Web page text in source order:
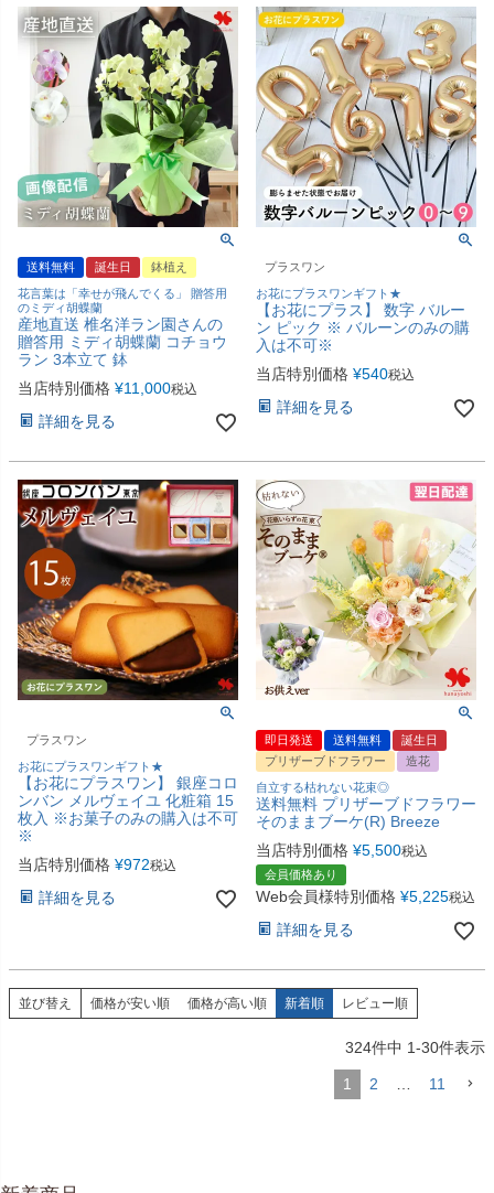
送料無料 誕生日
鉢植え
花言葉は「幸せが飛んでくる」 贈答用
のミディ胡蝶蘭
産地直送 椎名洋ラン園さんの
贈答用 ミディ胡蝶蘭 コチョウ
ラン 3本立て 鉢
当店特別価格 ¥11,000税込
詳細を見る
プラスワン
お花にプラスワンギフト★
【お花にプラス】 数字 バルー
ン ピック ※ バルーンのみの購
入は不可※
当店特別価格 ¥540税込
詳細を見る
プラスワン
お花にプラスワンギフト★
【お花にプラスワン】 銀座コロ
ンバン メルヴェイユ 化粧箱 15
枚入 ※お菓子のみの購入は不可
※
当店特別価格 ¥972税込
詳細を見る
即日発送 送料無料
誕生日
プリザーブドフラワー
造花
自立する枯れない花束◎
送料無料 プリザーブドフラワー
そのままブーケ(R) Breeze
当店特別価格 ¥5,500税込
会員価格あり
Web会員様特別価格 ¥5,225税込
詳細を見る
並び替え 価格が安い順 価格が高い順 新着順 レビュー順
324件中 1-30件表示
1 2 11